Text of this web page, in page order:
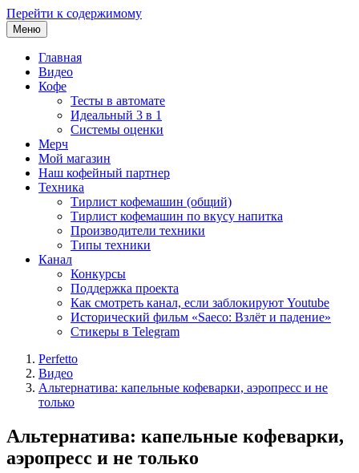
Перейти к содержимому
Меню
Главная
Видео
Кофе
Тесты в автомате
Идеальный 3 в 1
Системы оценки
Мерч
Мой магазин
Наш кофейный партнер
Техника
Тирлист кофемашин (общий)
Тирлист кофемашин по вкусу напитка
Производители техники
Типы техники
Канал
Конкурсы
Поддержка проекта
Как смотреть канал, если заблокируют Youtube
Исторический фильм «Saeco: Взлёт и падение»
Стикеры в Telegram
Perfetto
Видео
Альтернатива: капельные кофеварки, аэропресс и не
только
Альтернатива: капельные кофеварки,
аэропресс и не только